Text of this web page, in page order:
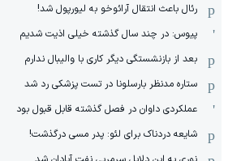
رئال باعث انتقال آرائوخو به لیورپول شد!
پیوس: در چند سال گذشته خیلی اذیت شدیم
بعد از بازنشستگی دیگر کاری با والیبال ندارم
ستاره مدنظر بارسلونا در تست پزشکی رد شد
عملکردی داوان در فصل گذشته قابل قبول بود
شایعه دردناک برای لئو: پدر مسی درگذشت!